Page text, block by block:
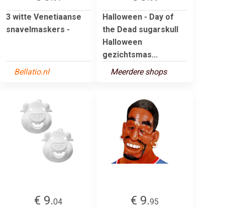
3 witte Venetiaanse
snavelmaskers -
Bellatio.nl
Halloween - Day of
the Dead sugarskull
Halloween
gezichtsmas...
Meerdere shops
€ 9.04
€ 9.95